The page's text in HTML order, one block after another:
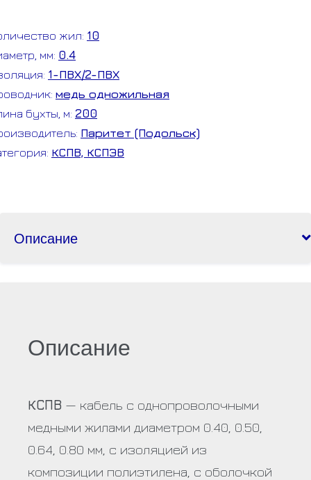
жил: 10
мм: 0.4
1-ПВХ/2-ПВХ
медь одножильная
бухты, м: 200
Паритет (Подольск)
КСПВ, КСПЭВ
Описание
Описание
КСПВ — кабель с однопроволочными
медными жилами диаметром 0.40, 0.50,
0.64, 0.80 мм, с изоляцией из
композиции полиэтилена, с оболочкой